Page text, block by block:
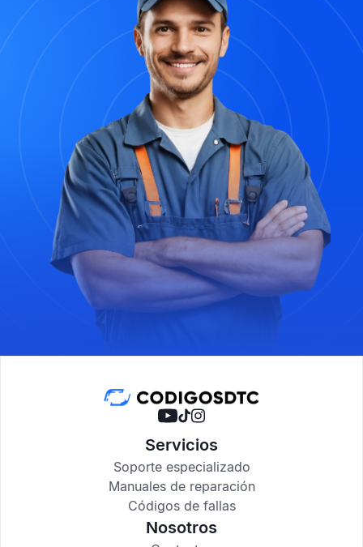
Servicios
Soporte especializado
Manuales de reparación
Códigos de fallas
Nosotros